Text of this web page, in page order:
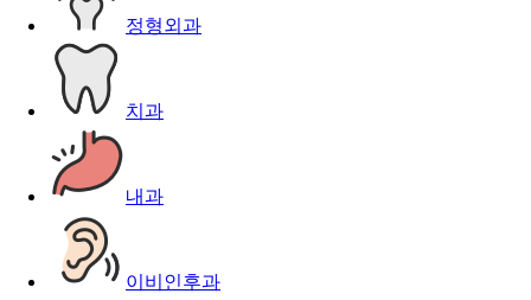
정형외과
치과
내과
이비인후과